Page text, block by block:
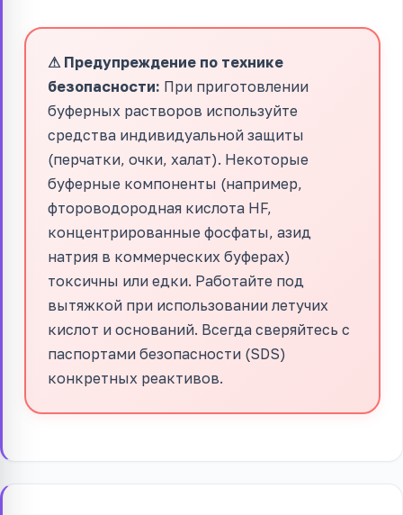
⚠ Предупреждение по технике
безопасности: При приготовлении
буферных растворов используйте
средства индивидуальной защиты
(перчатки, очки, халат). Некоторые
буферные компоненты (например,
фтороводородная кислота HF,
концентрированные фосфаты, азид
натрия в коммерческих буферах)
токсичны или едки. Работайте под
вытяжкой при использовании летучих
кислот и оснований. Всегда сверяйтесь с
паспортами безопасности (SDS)
конкретных реактивов.